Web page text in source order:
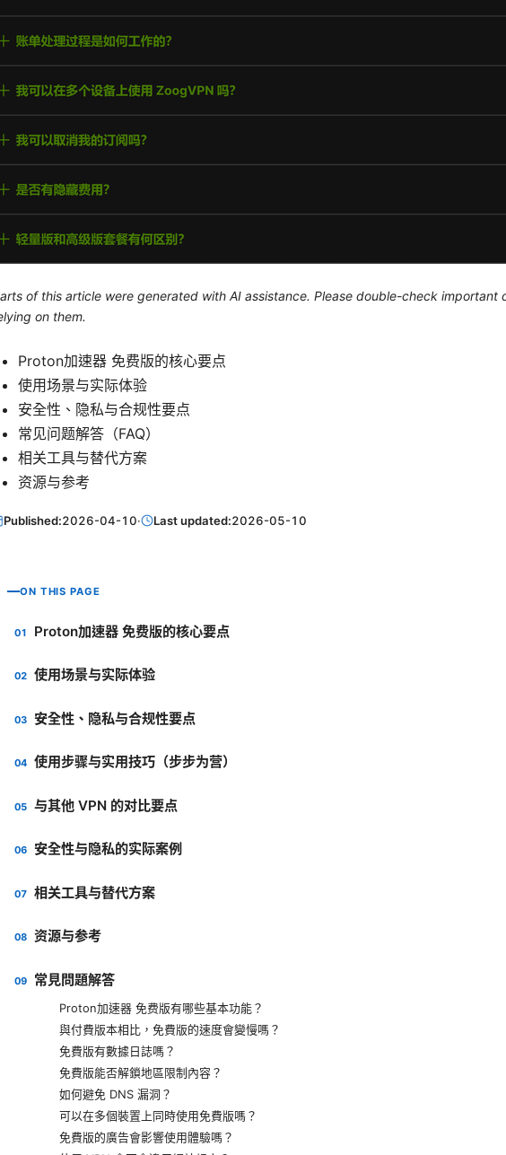
of this article were generated with AI assistance. Please double-check important
on them.
Proton加速器 免费版的核心要点
使用场景与实际体验
安全性、隐私与合规性要点
常见问题解答（FAQ）
相关工具与替代方案
资源与参考
Published:2026-04-10· Last updated:2026-05-10
ON THIS PAGE
Proton加速器 免费版的核心要点
使用场景与实际体验
安全性、隐私与合规性要点
使用步骤与实用技巧（步步为营）
与其他 VPN 的对比要点
安全性与隐私的实际案例
相关工具与替代方案
资源与参考
常見問題解答
Proton加速器 免费版有哪些基本功能？
與付費版本相比，免費版的速度會變慢嗎？
免費版有數據日誌嗎？
免費版能否解鎖地區限制內容？
如何避免 DNS 漏洞？
可以在多個裝置上同時使用免費版嗎？
免費版的廣告會影響使用體驗嗎？